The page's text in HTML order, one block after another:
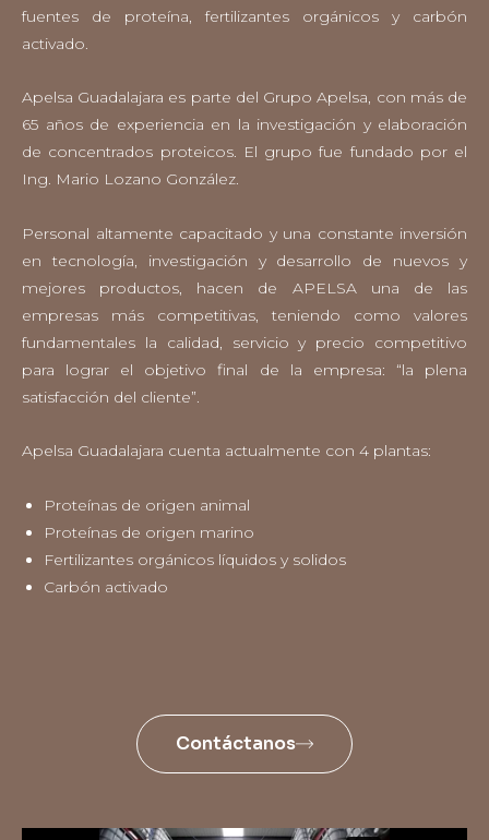
fuentes de proteína, fertilizantes orgánicos y carbón
activado.
Apelsa Guadalajara es parte del Grupo Apelsa, con más de
65 años de experiencia en la investigación y elaboración
de concentrados proteicos. El grupo fue fundado por el
Ing. Mario Lozano González.
Personal altamente capacitado y una constante inversión
en tecnología, investigación y desarrollo de nuevos y
mejores productos, hacen de APELSA una de las
empresas más competitivas, teniendo como valores
fundamentales la calidad, servicio y precio competitivo
para lograr el objetivo final de la empresa: “la plena
satisfacción del cliente”.
Apelsa Guadalajara cuenta actualmente con 4 plantas:
Proteínas de origen animal
Proteínas de origen marino
Fertilizantes orgánicos líquidos y solidos
Carbón activado
Contáctanos